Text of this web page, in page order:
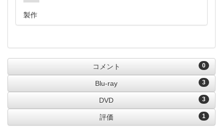
製作
0
コメント
3
Blu-ray
3
DVD
1
評価